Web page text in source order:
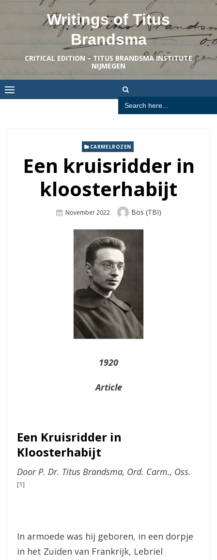
Writings of Titus
Brandsma
CRITICAL EDITION – TITUS BRANDSMA INSTITUTE
NIJMEGEN
Search
for:
CARMELROZEN
Een kruisridder in
kloosterhabijt
Posted
November 2022 Author
Bos (TBI)
1920
Article
Een Kruisridder in
Kloosterhabijt
Door P. Dr. Titus Brandsma, Ord. Carm., Oss.
[1]
In armoede was hij geboren, in een dorpje
in het Zuiden van Frankrijk, Lebriel